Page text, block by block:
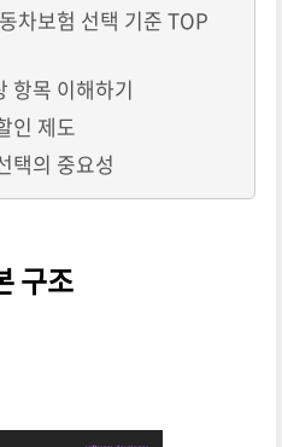
차보험 선택 기준 TOP
항목 이해하기
인 제도
택의 중요성
구조